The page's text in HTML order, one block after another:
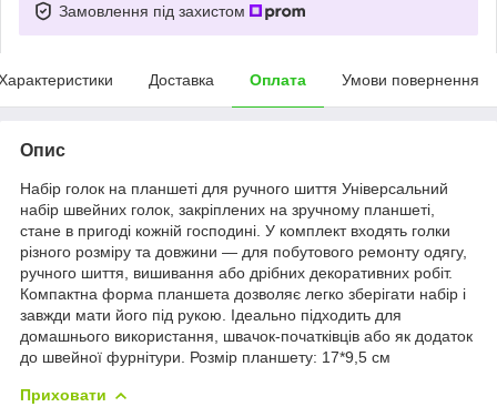
Замовлення під захистом
Доставка Оплата Умови повернення
Опис
Набір голок на планшеті для ручного шиття Універсальний
набір швейних голок, закріплених на зручному планшеті,
стане в пригоді кожній господині. У комплект входять голки
різного розміру та довжини — для побутового ремонту одягу,
ручного шиття, вишивання або дрібних декоративних робіт.
Компактна форма планшета дозволяє легко зберігати набір і
завжди мати його під рукою. Ідеально підходить для
домашнього використання, швачок-початківців або як додаток
до швейної фурнітури. Розмір планшету: 17*9,5 см
Приховати